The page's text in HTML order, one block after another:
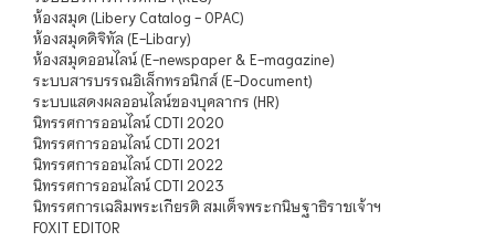
ห้องสมุด (Libery Catalog - OPAC)
ห้องสมุดดิจิทัล (E-Libary)
ห้องสมุดออนไลน์ (E-newspaper & E-magazine)
ระบบสารบรรณอิเล็กทรอนิกส์ (E-Document)
ระบบแสดงผลออนไลน์ของบุคลากร (HR)
นิทรรศการออนไลน์ CDTI 2020
นิทรรศการออนไลน์ CDTI 2021
นิทรรศการออนไลน์ CDTI 2022
นิทรรศการออนไลน์ CDTI 2023
นิทรรศการเฉลิมพระเกียรติ สมเด็จพระกนิษฐาธิราชเจ้าฯ
FOXIT EDITOR